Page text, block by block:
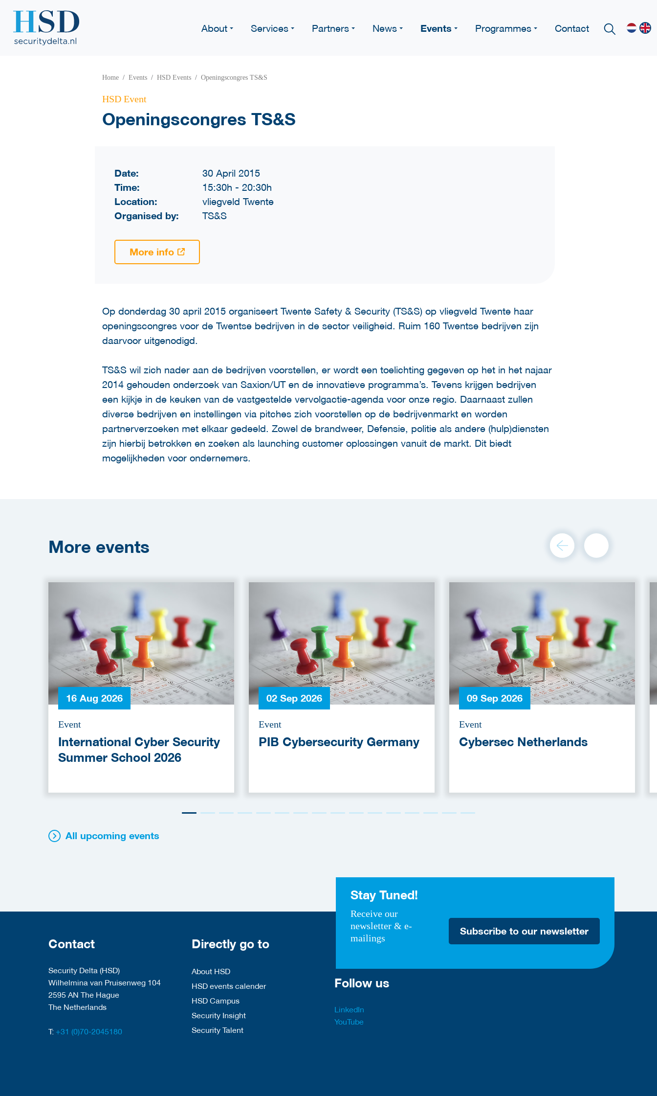
About Services Partners News Events Programmes Contact
Home Events HSD Events Openingscongres TS&S
HSD Event
Openingscongres TS&S
Date: 30 April 2015
Time: 15:30h - 20:30h
Location: vliegveld Twente
Organised by: TS&S
More info
Op donderdag 30 april 2015 organiseert Twente Safety & Security (TS&S) op vliegveld Twente haar
openingscongres voor de Twentse bedrijven in de sector veiligheid. Ruim 160 Twentse bedrijven zijn
daarvoor uitgenodigd.
TS&S wil zich nader aan de bedrijven voorstellen, er wordt een toelichting gegeven op het in het najaar
2014 gehouden onderzoek van Saxion/UT en de innovatieve programma’s. Tevens krijgen bedrijven
een kijkje in de keuken van de vastgestelde vervolgactie-agenda voor onze regio. Daarnaast zullen
diverse bedrijven en instellingen via pitches zich voorstellen op de bedrijvenmarkt en worden
partnerverzoeken met elkaar gedeeld. Zowel de brandweer, Defensie, politie als andere (hulp)diensten
zijn hierbij betrokken en zoeken als launching customer oplossingen vanuit de markt. Dit biedt
mogelijkheden voor ondernemers.
More events
16 Aug 2026
Event
International Cyber Security
Summer School 2026
02 Sep 2026
Event
PIB Cybersecurity Germany
09 Sep 2026
Event
Cybersec Netherlands
All upcoming events
Stay Tuned!
Receive our
newsletter & e-
mailings
Subscribe to our newsletter
Contact
Security Delta (HSD)
Wilhelmina van Pruisenweg 104
2595 AN The Hague
The Netherlands
T: +31 (0)70-2045180
Directly go to
About HSD
HSD events calender
HSD Campus
Security Insight
Security Talent
Follow us
LinkedIn
YouTube